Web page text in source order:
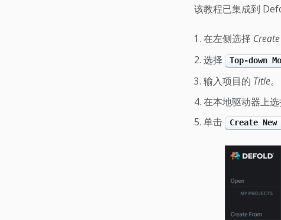
该教程已集成到
在左侧选择
选择
Top-down
输入项目的 Title。
在本地驱动器上
单击
Create